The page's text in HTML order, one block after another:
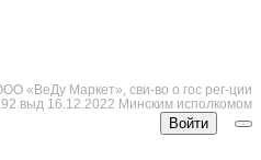
«ВеДу Маркет», сви-во о гос рег-ции
выд 16.12.2022 Минским исполкомом
Войти